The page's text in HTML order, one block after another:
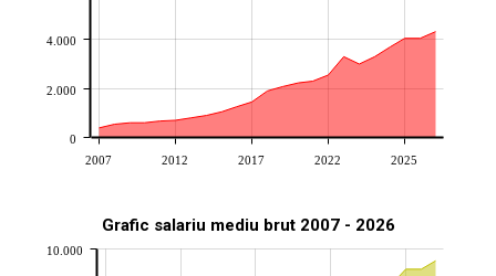
2007 2012 2017 2022 2025
0
2.000
4.000
Grafic salariu mediu brut 2007 - 2026
10.000